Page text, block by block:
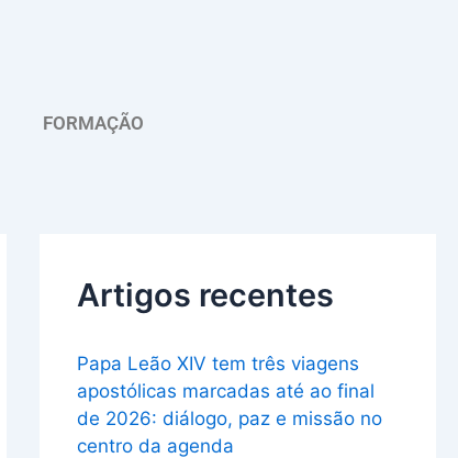
FORMAÇÃO
Artigos recentes
Papa Leão XIV tem três viagens
apostólicas marcadas até ao final
de 2026: diálogo, paz e missão no
centro da agenda
u